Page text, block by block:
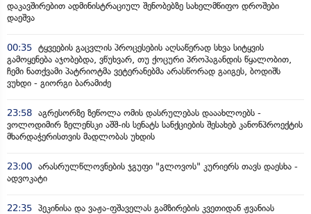
დაკავშირებით ადმინისტრაციულ შენობებზე სახელმწიფო დროშები
დაეშვა
00:35 ტყვეების გაცვლის პროცესების აღსაწერად სხვა სიტყვის
გამოყენება აჯობებდა, ვწუხვარ, თუ ქოცური პროპაგანდის წყალობით,
ჩემი ნათქვამი პატრიოტმა ვეტერანებმა არასწორად გაიგეს, ბოდიშს
ვუხდი - გიორგი ბარამიძე
23:58 აგრესორზე ზეწოლა ომის დასრულებას დააახლოებს -
ვოლოდიმირ ზელენსკი აშშ-ის სენატს სანქციების შესახებ კანონპროექტის
მხარდაჭერისთვის მადლობას უხდის
23:00 არასრულწლოვნების ჯგუფი "გლოვოს" კურიერს თავს დაესხა -
ადვოკატი
22:35 პეკინისა და ვაჟა-ფშაველას გამზირების კვეთიდან ჟვანიას